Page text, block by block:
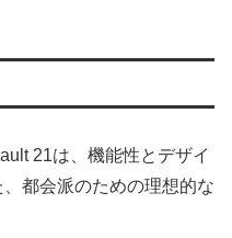
21は、機能性とデザイ
都会派のための理想的な